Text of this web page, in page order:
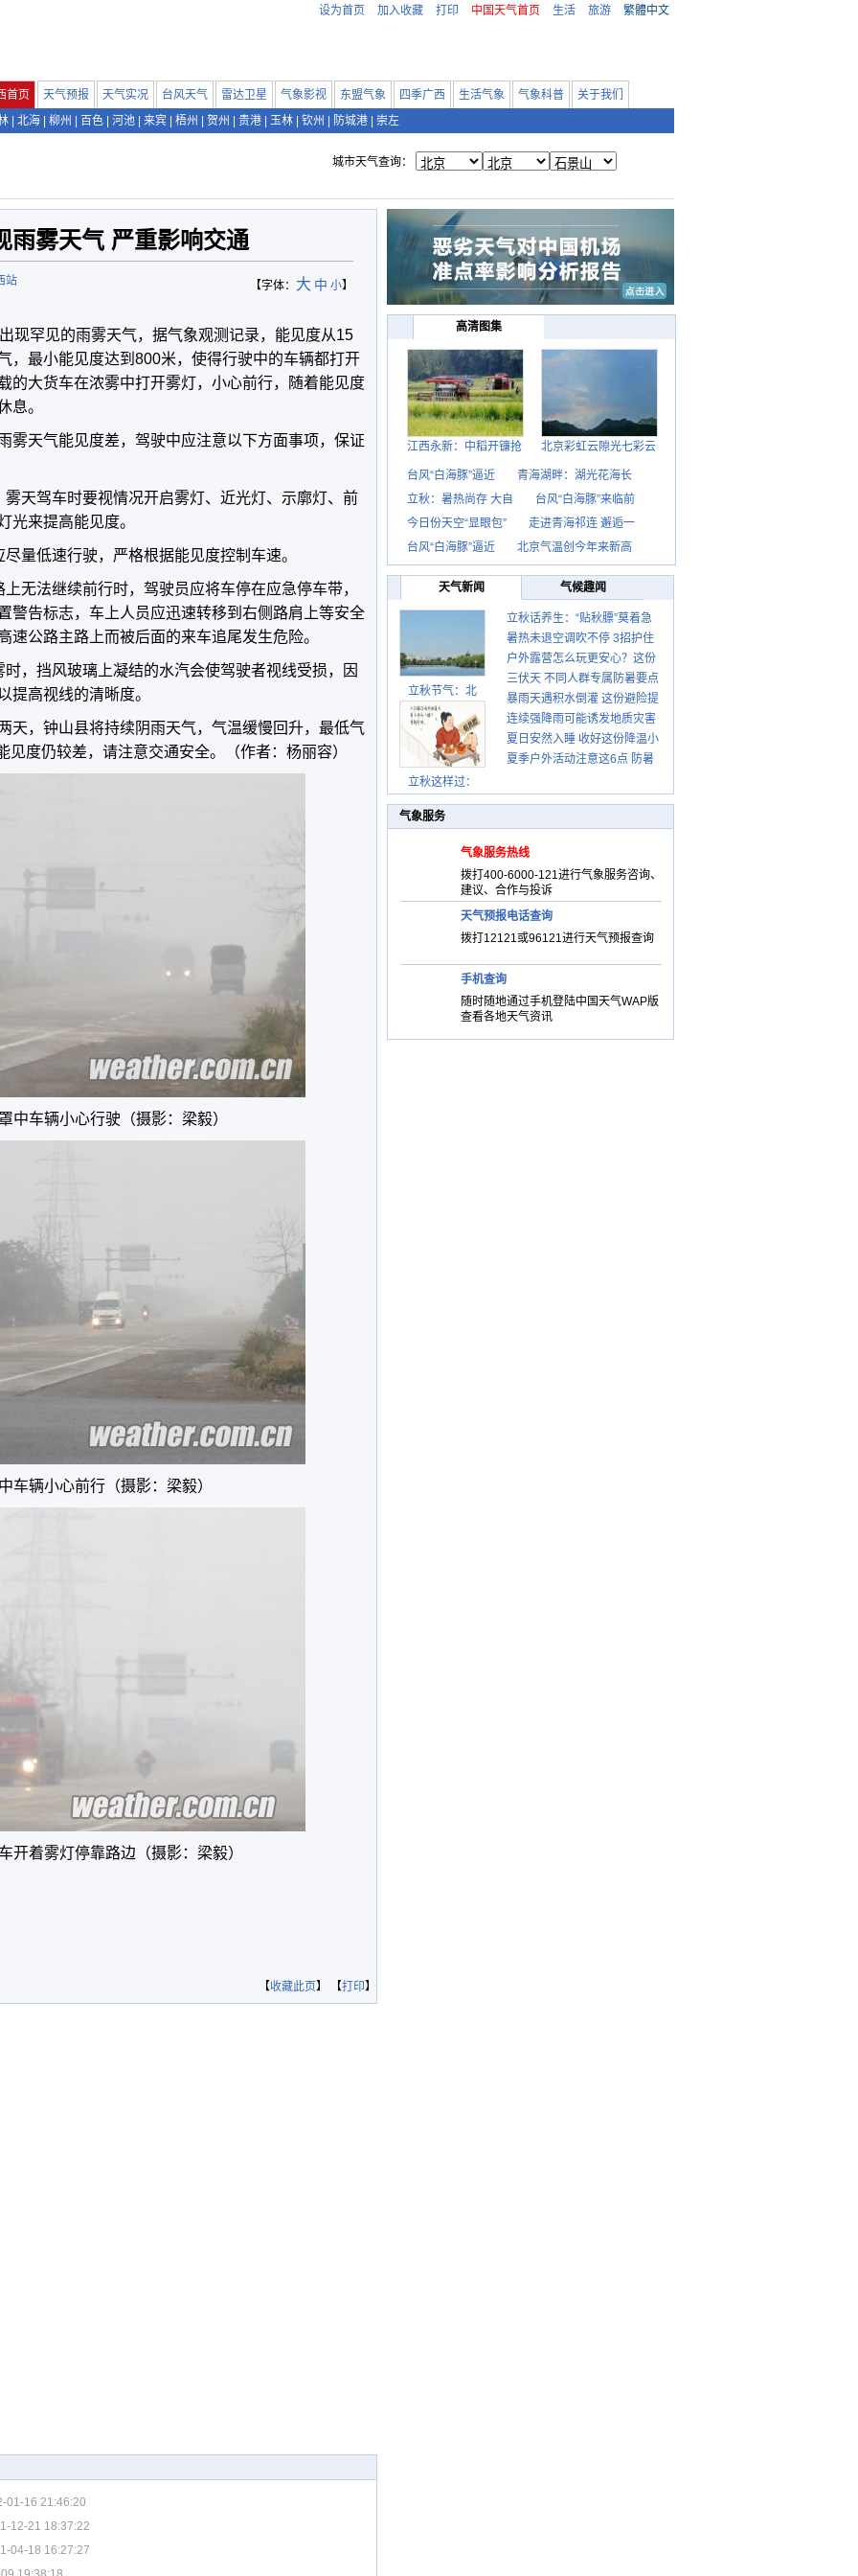
设为首页 加入收藏 打印 中国天气首页 生活 旅游 繁體中文
首页 天气预报 天气实况 台风天气 雷达卫星 气象影视 东盟气象 四季广西 生活气象 气象科普
关于我们
北海 柳州 百色 河池 来宾 梧州 贺州 贵港 玉林 钦州 防城港 崇左
城市天气查询：
雨雾天气 严重影响交通
【字体： 大 中 小】
站
现罕见的雨雾天气，据气象观测记录，能见度从15
，最小能见度达到800米，使得行驶中的车辆都打开
的大货车在浓雾中打开雾灯，小心前行，随着能见度
息。
雾天气能见度差，驾驶中应注意以下方面事项，保证
天驾车时要视情况开启雾灯、近光灯、示廓灯、前
光来提高能见度。
量低速行驶，严格根据能见度控制车速。
无法继续前行时，驾驶员应将车停在应急停车带，
警告标志，车上人员应迅速转移到右侧路肩上等安全
速公路主路上而被后面的来车追尾发生危险。
，挡风玻璃上凝结的水汽会使驾驶者视线受损，因
提高视线的清晰度。
天，钟山县将持续阴雨天气，气温缓慢回升，最低气
度仍较差，请注意交通安全。（作者：杨丽容）
中车辆小心行驶（摄影：梁毅）
车辆小心前行（摄影：梁毅）
开着雾灯停靠路边（摄影：梁毅）
【收藏此页】 【打印】
01-16 21:46:20
12-21 18:37:22
04-18 16:27:27
高清图集
江西永新：中稻开镰抢 北京彩虹云隙光七彩云
台风“白海豚”逼近
青海湖畔：湖光花海长
立秋：暑热尚存 大自
台风“白海豚”来临前
今日份天空“显眼包”
走进青海祁连 邂逅一
台风“白海豚”逼近
北京气温创今年来新高
天气新闻 气候趣闻
立秋节气：北
立秋这样过：
立秋话养生：“贴秋膘”莫着急
先清暑再防燥
暑热未退空调吹不停 3招护住
肩颈不酸痛
户外露营怎么玩更安心？这份
攻略请收好
三伏天 不同人群专属防暑要点
请收好
暴雨天遇积水倒灌 这份避险提
示请收好
连续强降雨可能诱发地质灾害
这些前兆要知道
夏日安然入睡 收好这份降温小
贴士
夏季户外活动注意这6点 防暑
气象服务
气象服务热线
拨打400-6000-121进行气象服务咨询、
建议、合作与投诉
天气预报电话查询
拨打12121或96121进行天气预报查询
手机查询
随时随地通过手机登陆中国天气WAP版
查看各地天气资讯